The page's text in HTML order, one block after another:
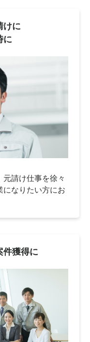
けに
に
請け仕事を徐々
になりたい方にお
件獲得に